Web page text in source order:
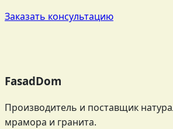
Заказать консультацию
FasadDom
Производитель и поставщик
мрамора и гранита.